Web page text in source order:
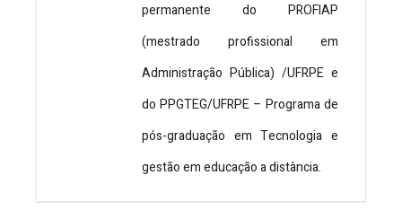
permanente do PROFIAP
(mestrado profissional em
Administração Pública) /UFRPE e
do PPGTEG/UFRPE – Programa de
pós-graduação em Tecnologia e
gestão em educação a distância.